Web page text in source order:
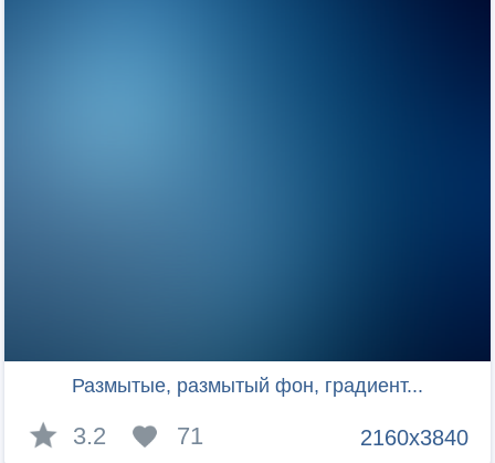
Размытые, размытый фон, градиент...
2160x3840
3.2 71